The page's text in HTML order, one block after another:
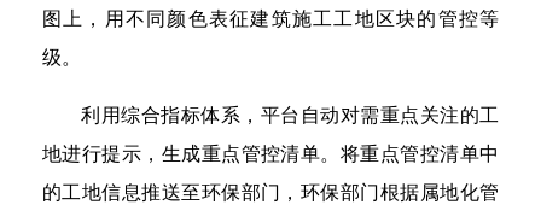
图上，用不同颜色表征建筑施工工地区块的管控等
级。
利用综合指标体系，平台自动对需重点关注的工
地进行提示，生成重点管控清单。将重点管控清单中
的工地信息推送至环保部门，环保部门根据属地化管